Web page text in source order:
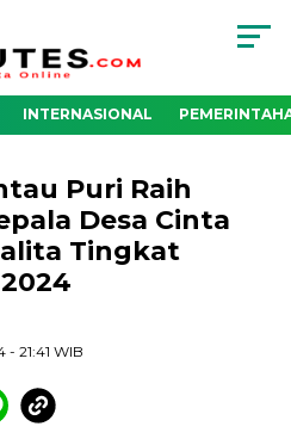
INTERNASIONAL
Puri Raih
Desa Cinta
Tingkat
21:41 WIB